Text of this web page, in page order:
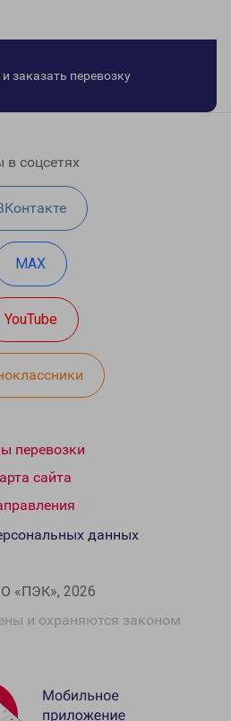
заказать перевозку
соцсетях
MAX
YouTube
перевозки
сайта
«ПЭК», 2026
и охраняются законом
данных